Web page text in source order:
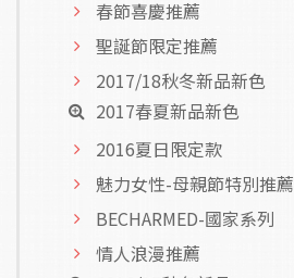
春節喜慶推薦
聖誕節限定推薦
2017/18秋冬新品新色
2017春夏新品新色
2016夏日限定款
魅力女性-母親節特別推薦
BECHARMED-國家系列
情人浪漫推薦